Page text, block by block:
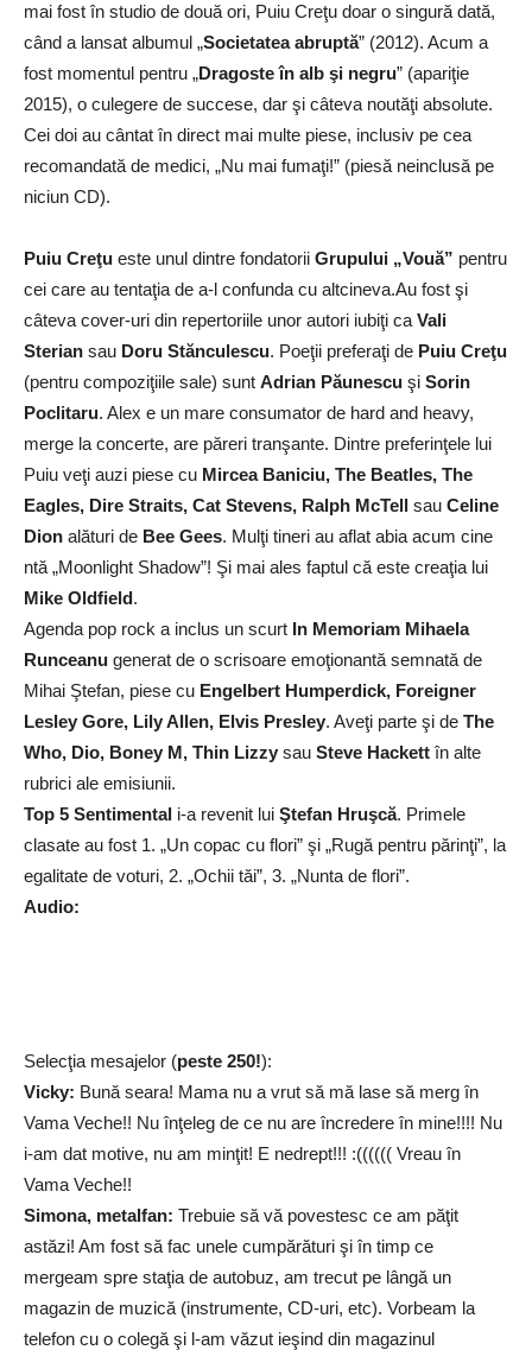
mai fost în studio de două ori, Puiu Creţu doar o singură dată,
când a lansat albumul „Societatea abruptă” (2012). Acum a
fost momentul pentru „Dragoste în alb şi negru” (apariţie
2015), o culegere de succese, dar şi câteva noutăţi absolute.
Cei doi au cântat în direct mai multe piese, inclusiv pe cea
recomandată de medici, „Nu mai fumaţi!” (piesă neinclusă pe
niciun CD).
Puiu Creţu este unul dintre fondatorii Grupului „Vouă” pentru
cei care au tentaţia de a-l confunda cu altcineva.Au fost şi
câteva cover-uri din repertoriile unor autori iubiţi ca Vali
Sterian sau Doru Stănculescu. Poeţii preferaţi de Puiu Creţu
(pentru compoziţiile sale) sunt Adrian Păunescu şi Sorin
Poclitaru. Alex e un mare consumator de hard and heavy,
merge la concerte, are păreri tranşante. Dintre preferinţele lui
Puiu veţi auzi piese cu Mircea Baniciu, The Beatles, The
Eagles, Dire Straits, Cat Stevens, Ralph McTell sau Celine
Dion alături de Bee Gees. Mulţi tineri au aflat abia acum cine
ntă „Moonlight Shadow”! Şi mai ales faptul că este creaţia lui
Mike Oldfield.
Agenda pop rock a inclus un scurt In Memoriam Mihaela
Runceanu generat de o scrisoare emoţionantă semnată de
Mihai Ştefan, piese cu Engelbert Humperdick, Foreigner
Lesley Gore, Lily Allen, Elvis Presley. Aveţi parte şi de The
Who, Dio, Boney M, Thin Lizzy sau Steve Hackett în alte
rubrici ale emisiunii.
Top 5 Sentimental i-a revenit lui Ştefan Hruşcă. Primele
clasate au fost 1. „Un copac cu flori” şi „Rugă pentru părinţi”, la
egalitate de voturi, 2. „Ochii tăi”, 3. „Nunta de flori”.
Audio:
Selecţia mesajelor (peste 250!):
Vicky: Bună seara! Mama nu a vrut să mă lase să merg în
Vama Veche!! Nu înţeleg de ce nu are încredere în mine!!!! Nu
i-am dat motive, nu am minţit! E nedrept!!! :(((((( Vreau în
Vama Veche!!
Simona, metalfan: Trebuie să vă povestesc ce am păţit
astăzi! Am fost să fac unele cumpărături şi în timp ce
mergeam spre staţia de autobuz, am trecut pe lângă un
magazin de muzică (instrumente, CD-uri, etc). Vorbeam la
telefon cu o colegă şi l-am văzut ieşind din magazinul